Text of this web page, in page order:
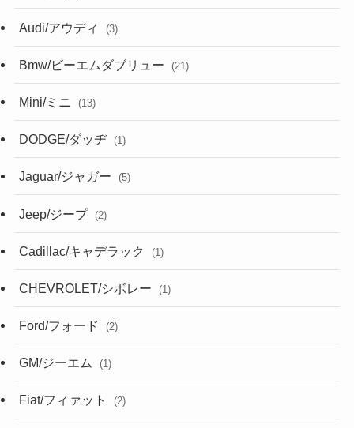
Audi/アウディ (3)
Bmw/ビーエムダブリュー (21)
Mini/ミニ (13)
DODGE/ダッヂ (1)
Jaguar/ジャガー (5)
Jeep/ジープ (2)
Cadillac/キャデラック (1)
CHEVROLET/シボレー (1)
Ford/フォード (2)
GM/ジーエム (1)
Fiat/フィァット (2)